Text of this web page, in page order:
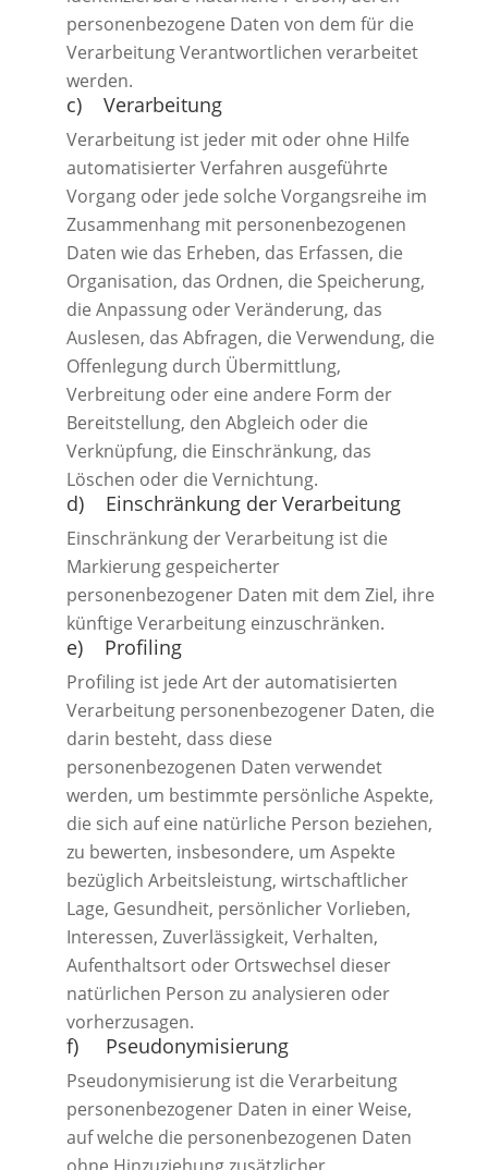
personenbezogene Daten von dem für die
Verarbeitung Verantwortlichen verarbeitet
werden.
c) Verarbeitung
Verarbeitung ist jeder mit oder ohne Hilfe
automatisierter Verfahren ausgeführte
Vorgang oder jede solche Vorgangsreihe im
Zusammenhang mit personenbezogenen
Daten wie das Erheben, das Erfassen, die
Organisation, das Ordnen, die Speicherung,
die Anpassung oder Veränderung, das
Auslesen, das Abfragen, die Verwendung, die
Offenlegung durch Übermittlung,
Verbreitung oder eine andere Form der
Bereitstellung, den Abgleich oder die
Verknüpfung, die Einschränkung, das
Löschen oder die Vernichtung.
d) Einschränkung der Verarbeitung
Einschränkung der Verarbeitung ist die
Markierung gespeicherter
personenbezogener Daten mit dem Ziel, ihre
künftige Verarbeitung einzuschränken.
e) Profiling
Profiling ist jede Art der automatisierten
Verarbeitung personenbezogener Daten, die
darin besteht, dass diese
personenbezogenen Daten verwendet
werden, um bestimmte persönliche Aspekte,
die sich auf eine natürliche Person beziehen,
zu bewerten, insbesondere, um Aspekte
bezüglich Arbeitsleistung, wirtschaftlicher
Lage, Gesundheit, persönlicher Vorlieben,
Interessen, Zuverlässigkeit, Verhalten,
Aufenthaltsort oder Ortswechsel dieser
natürlichen Person zu analysieren oder
vorherzusagen.
f) Pseudonymisierung
Pseudonymisierung ist die Verarbeitung
personenbezogener Daten in einer Weise,
auf welche die personenbezogenen Daten